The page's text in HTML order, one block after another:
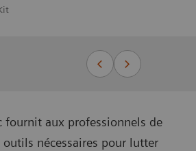
fournit aux professionnels de
nécessaires pour lutter